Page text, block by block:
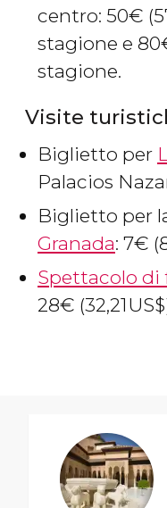
centro: 50€
stagione e 80
stagione.
Visite
Biglietto per
Palacios
Biglietto per
Granada: 7€
Spettacolo di
28€ (32,21 US$